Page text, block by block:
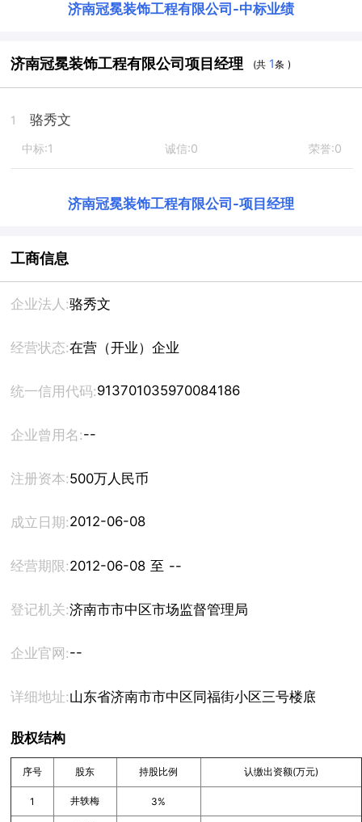
济南冠冕装饰工程有限公司 -中标业绩
济南冠冕装饰工程有限公司项目经理 (共 1条 )
1 骆秀文
中标:1 诚信:0 荣誉:0
济南冠冕装饰工程有限公司 -项目经理
工商信息
企业法人:骆秀文
经营状态:在营（开业）企业
统一信用代码:913701035970084186
企业曾用名:--
注册资本:500万人民币
成立日期:2012-06-08
经营期限: 2012-06-08 至 --
登记机关:济南市市中区市场监督管理局
企业官网:--
详细地址:山东省济南市市中区同福街小区三号楼底商南段
股权结构
序号 股东 持股比例 认缴出资额(万元)
1 井轶梅 3%